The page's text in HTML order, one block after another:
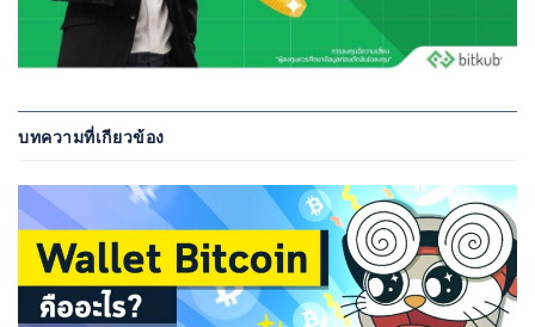
บทความที่เกียวข้อง